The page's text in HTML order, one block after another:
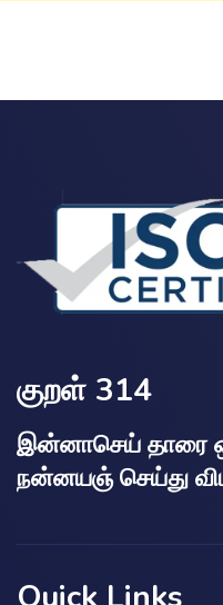
குறள் 314
இன்னாசெய் தாரை
நன்னயஞ் செய்து